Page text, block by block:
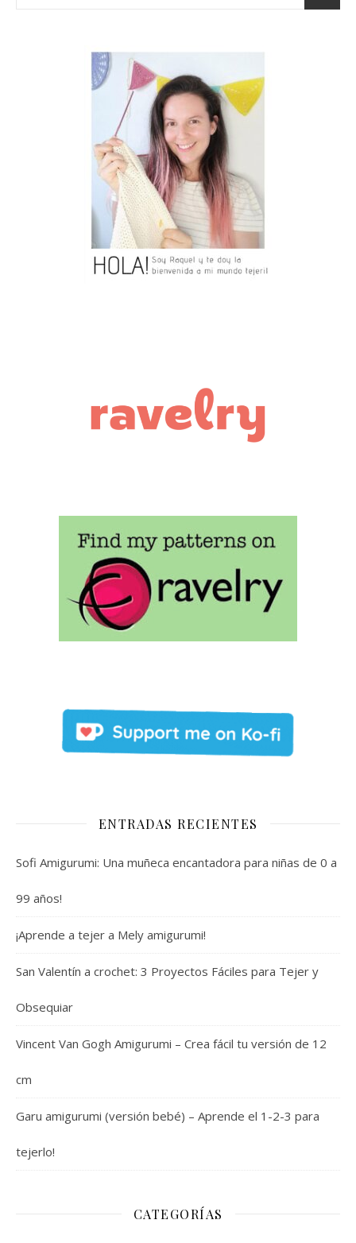
ENTRADAS RECIENTES
Sofi Amigurumi: Una muñeca encantadora para niñas de 0 a
99 años!
¡Aprende a tejer a Mely amigurumi!
San Valentín a crochet: 3 Proyectos Fáciles para Tejer y
Obsequiar
Vincent Van Gogh Amigurumi – Crea fácil tu versión de 12
cm
Garu amigurumi (versión bebé) – Aprende el 1-2-3 para
tejerlo!
CATEGORÍAS